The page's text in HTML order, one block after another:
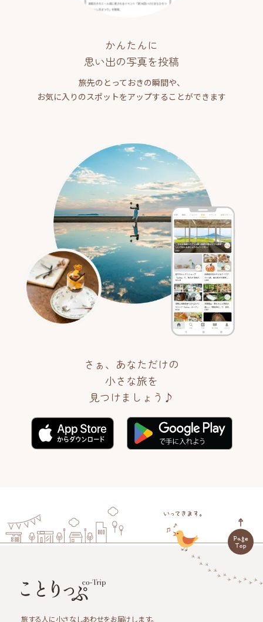
かんたんに
思い出の写真を投稿
旅先のとっておきの瞬間や、
お気に入りのスポットをアップすることができます
さぁ、あなただけの
小さな旅を
見つけましょう♪
旅する人に小さなしあわせをお届けします。